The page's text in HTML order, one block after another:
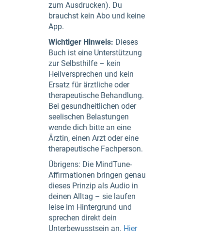
zum Ausdrucken). Du
brauchst kein Abo und keine
App.
Wichtiger Hinweis: Dieses
Buch ist eine Unterstützung
zur Selbsthilfe – kein
Heilversprechen und kein
Ersatz für ärztliche oder
therapeutische Behandlung.
Bei gesundheitlichen oder
seelischen Belastungen
wende dich bitte an eine
Ärztin, einen Arzt oder eine
therapeutische Fachperson.
Übrigens: Die MindTune-
Affirmationen bringen genau
dieses Prinzip als Audio in
deinen Alltag – sie laufen
leise im Hintergrund und
sprechen direkt dein
Unterbewusstsein an. Hier